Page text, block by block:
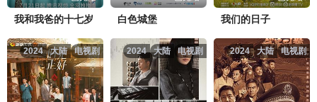
我和我爸的十七岁 白色城堡 我们的日子
电视剧
大陆
2024 电视剧
大陆
2024 电视剧
大陆
2024